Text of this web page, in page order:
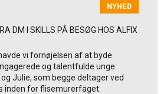
NYHED
DM I SKILLS PÅ BESØG HOS ALFIX
vi fornøjelsen af at byde
og talentfulde unge
Julie, som begge deltager ved
inden for flisemurerfaget.